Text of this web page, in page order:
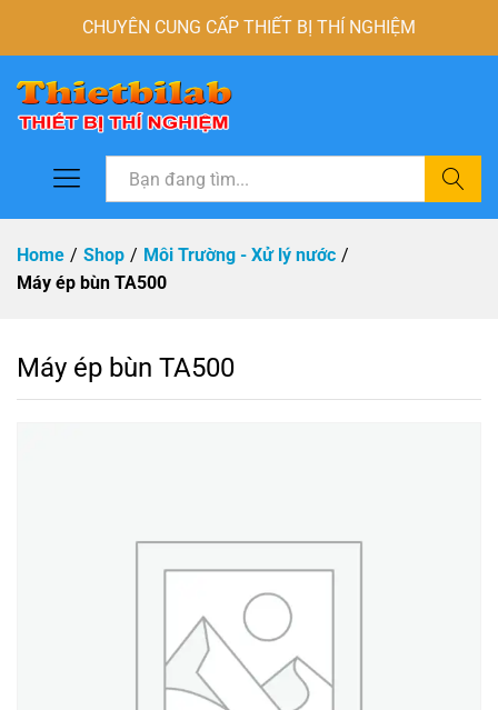
CHUYÊN CUNG CẤP THIẾT BỊ THÍ NGHIỆM
Tìm
Home / Shop / Môi Trường - Xử lý nước /
Máy ép bùn TA500
Máy ép bùn TA500